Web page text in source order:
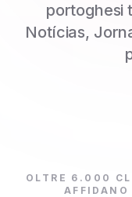
portoghesi
Notícias,
OLTRE 6.000
AFFIDANO